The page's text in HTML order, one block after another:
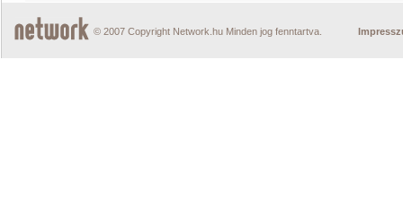
© 2007 Copyright Network.hu Minden jog fenntartva.